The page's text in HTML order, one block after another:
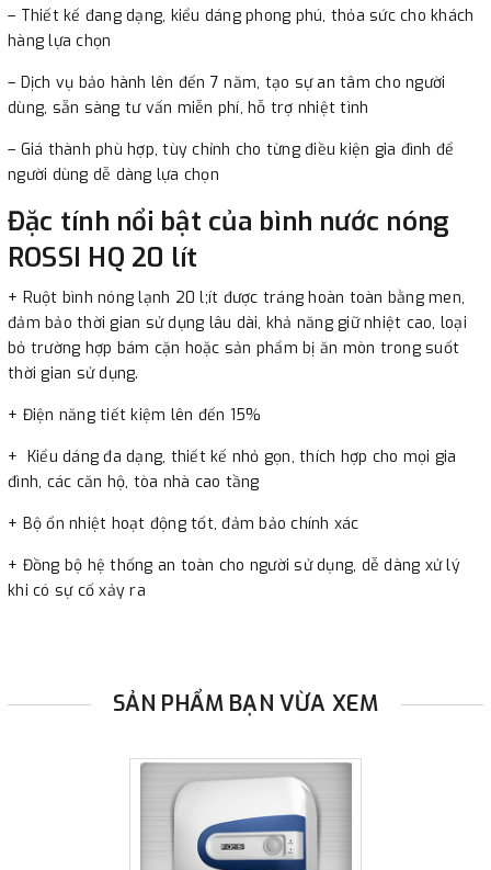
– Thiết kế đang dạng, kiểu dáng phong phú, thỏa sức cho khách
hàng lựa chọn
– Dịch vụ bảo hành lên đến 7 năm, tạo sự an tâm cho người
dùng, sẵn sàng tư vấn miễn phí, hỗ trợ nhiệt tình
– Giá thành phù hợp, tùy chỉnh cho từng điều kiện gia đình để
người dùng dễ dàng lựa chọn
Đặc tính nổi bật của bình nước nóng
ROSSI HQ 20 lít
+ Ruột bình nóng lạnh 20 l;ít được tráng hoàn toàn bằng men,
đảm bảo thời gian sử dụng lâu dài, khả năng giữ nhiệt cao, loại
bỏ trường hợp bám cặn hoặc sản phẩm bị ăn mòn trong suốt
thời gian sử dụng.
+ Điện năng tiết kiệm lên đến 15%
+ Kiểu dáng đa dạng, thiết kế nhỏ gọn, thích hợp cho mọi gia
đình, các căn hộ, tòa nhà cao tầng
+ Bộ ổn nhiệt hoạt động tốt, đảm bảo chính xác
+ Đồng bộ hệ thống an toàn cho người sử dụng, dễ dàng xử lý
khi có sự cố xảy ra
SẢN PHẨM BẠN VỪA XEM